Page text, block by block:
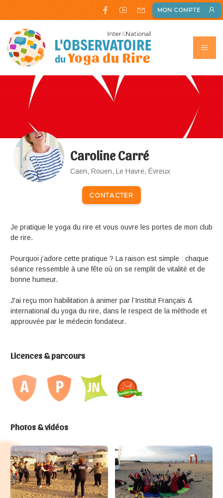
MON COMPTE
Caroline Carré
Caen, Rouen, Le Havre, Évreux
CONTACTER
Je pratique le yoga du rire et vous ouvre les portes de mon club
de rire.
Pourquoi j’adore cette pratique ? La raison est simple : chaque
séance ressemble à une fête où on se remplit de vitalité et de
bonne humeur.
J'ai reçu mon habilitation à animer par l’Institut Français &
international du yoga du rire, dans le respect de la méthode et
approuvée par le médecin fondateur.
Licences & parcours
Photos & vidéos